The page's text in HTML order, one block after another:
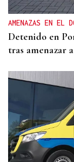
AMENAZAS EN EL
Detenido en
tras amenazar